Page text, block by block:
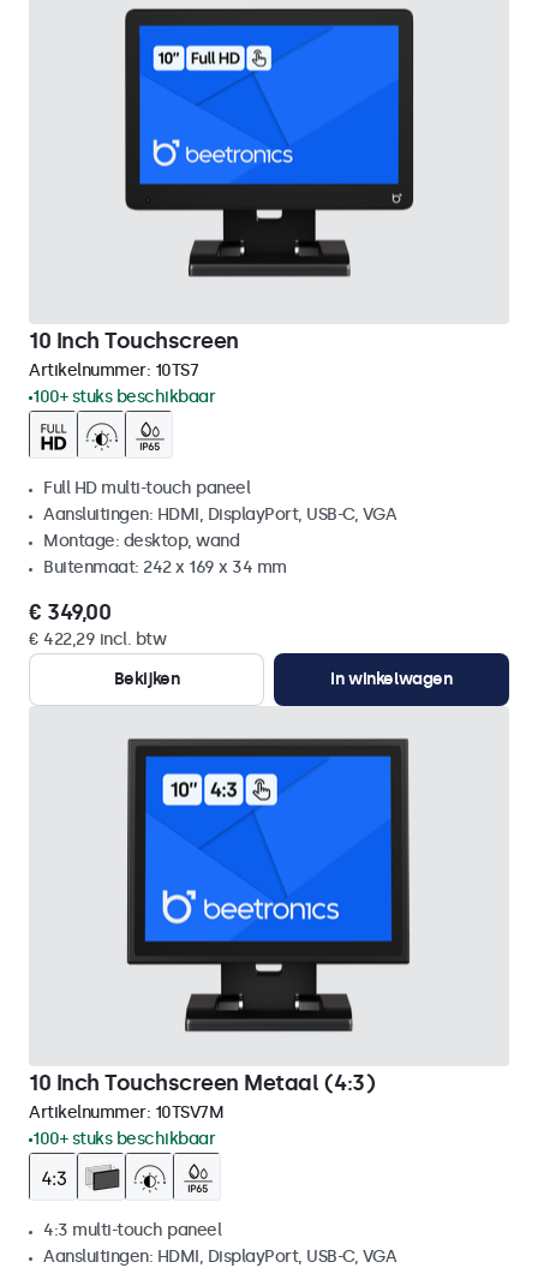
10 Inch Touchscreen
Artikelnummer: 10TS7
100+ stuks beschikbaar
Full HD multi-touch paneel
Aansluitingen: HDMI, DisplayPort, USB-C, VGA
Montage: desktop, wand
Buitenmaat: 242 x 169 x 34 mm
€ 349,00
€ 422,29 incl. btw
Bekijken
In winkelwagen
10 Inch Touchscreen Metaal (4:3)
Artikelnummer: 10TSV7M
100+ stuks beschikbaar
4:3 multi-touch paneel
Aansluitingen: HDMI, DisplayPort, USB-C, VGA